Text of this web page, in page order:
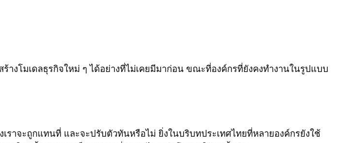
างโมเดลธุรกิจใหม่ ๆ ได้อย่างที่ไม่เคยมีมาก่อน ขณะที่องค์กรที่ยังคงทำงานในรูปแบบ
ราจะถูกแทนที่ และจะปรับตัวทันหรือไม่ ยิ่งในบริบทประเทศไทยที่หลายองค์กรยังใช้